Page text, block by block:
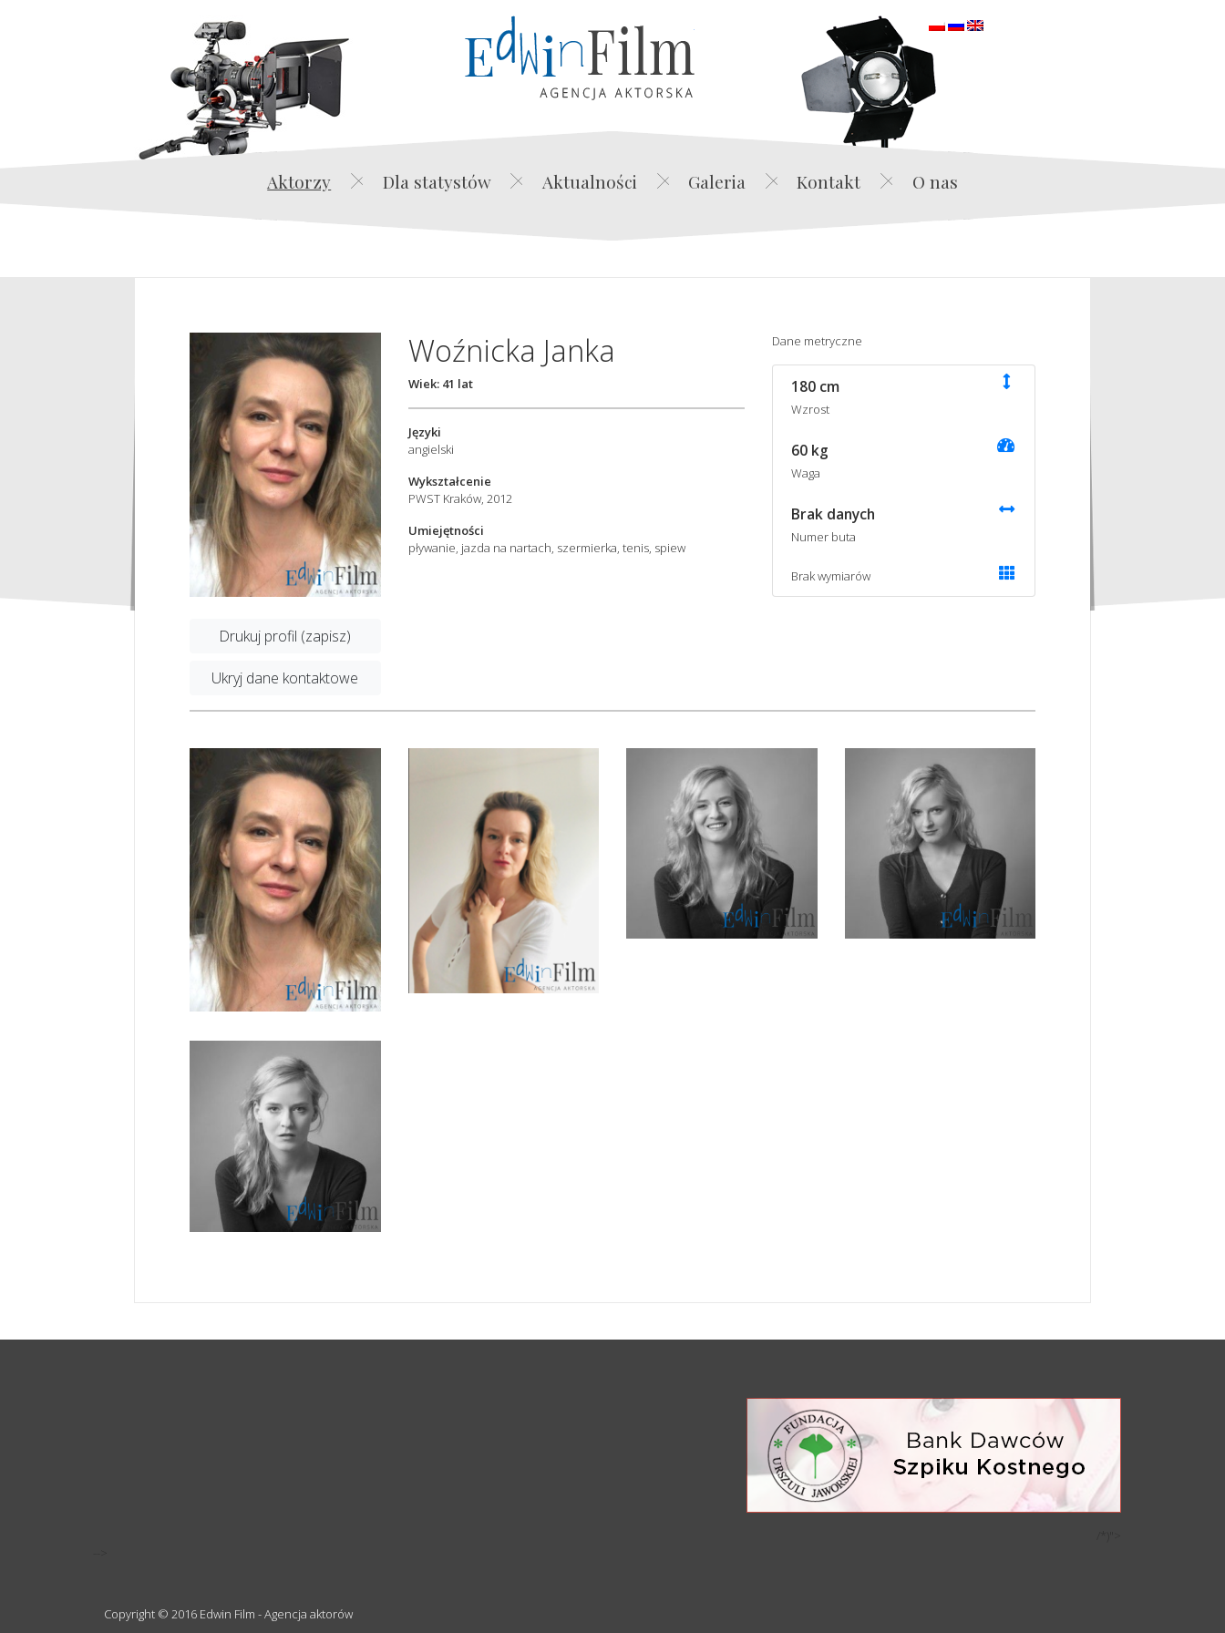
Edwin Film Agencja Aktorska
Aktorzy Dla statystów Aktualności Galeria Kontakt O nas
Drukuj profil (zapisz)
Ukryj dane kontaktowe
Woźnicka Janka
Wiek: 41 lat
Języki
angielski
Wykształcenie
PWST Kraków, 2012
Umiejętności
pływanie, jazda na nartach, szermierka, tenis, spiew
Dane metryczne
180 cm
Wzrost
60 kg
Waga
Brak danych
Numer buta
Brak wymiarów
Copyright © 2016 Edwin Film - Agencja aktorów